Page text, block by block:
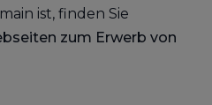
ist, finden Sie
zum Erwerb von